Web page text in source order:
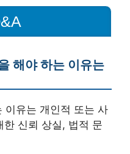
해야 하는 이유는
이유는 개인적 또는 사
한 신뢰 상실, 법적 문